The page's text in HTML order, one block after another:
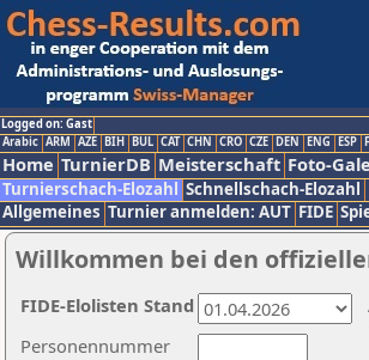
Logged on: Gast
Arabic ARM AZE BIH BUL CAT CHN CRO CZE DEN ENG ESP
Home TurnierDB Meisterschaft Foto-
Turnierschach-Elozahl Schnellschach-Elozahl
Allgemeines Turnier anmelden: AUT FIDE
Willkommen bei den
Personennummer
FIDE-Elolisten Stand